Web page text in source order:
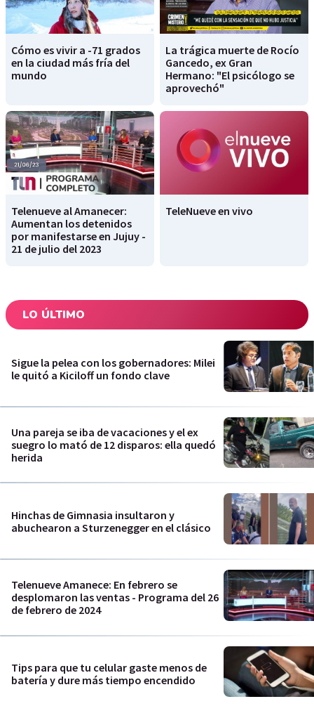
Cómo es vivir a -71 grados
en la ciudad más fría del
mundo
La trágica muerte de Rocío
Gancedo, ex Gran
Hermano: "El psicólogo se
aprovechó"
Telenueve al Amanecer:
Aumentan los detenidos
por manifestarse en Jujuy -
21 de julio del 2023
TeleNueve en vivo
LO ÚLTIMO
Sigue la pelea con los gobernadores: Milei
le quitó a Kiciloff un fondo clave
Una pareja se iba de vacaciones y el ex
suegro lo mató de 12 disparos: ella quedó
herida
Hinchas de Gimnasia insultaron y
abuchearon a Sturzenegger en el clásico
Telenueve Amanece: En febrero se
desplomaron las ventas - Programa del 26
de febrero de 2024
Tips para que tu celular gaste menos de
batería y dure más tiempo encendido